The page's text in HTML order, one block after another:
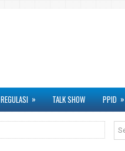
REGULASI » TALK SHOW PPID »